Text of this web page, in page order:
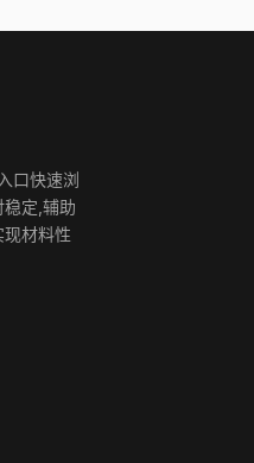
口快速浏
定,辅助
材料性